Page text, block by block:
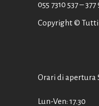
055 7310 537– 377
Copyright ©
Orari di apertura
Lun-Ven: 17.30